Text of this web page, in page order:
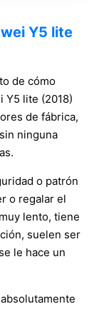
Y5 lite
de cómo
Y5 lite (2018)
de fábrica,
ninguna
o patrón
o regalar el
lento, tiene
suelen ser
le hace un